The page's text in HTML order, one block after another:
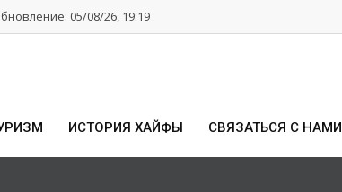
05/08/26, 19:19
ИСТОРИЯ ХАЙФЫ СВЯЗАТЬСЯ С НАМИ